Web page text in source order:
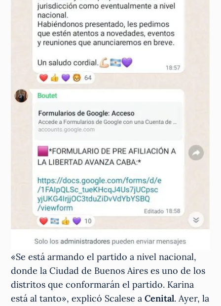
«Se está armando el partido a nivel nacional,
donde la Ciudad de Buenos Aires es uno de los
distritos que conformarán el partido. Karina
está al tanto», explicó Scalese aCenital. Ayer, la